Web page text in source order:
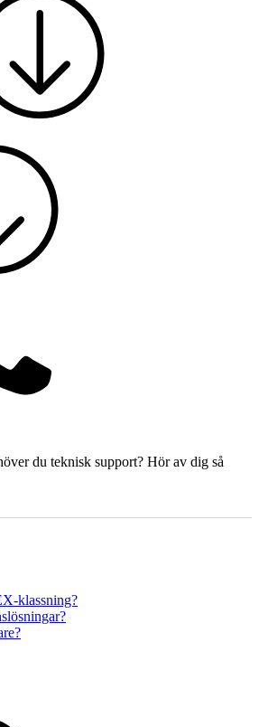
Skenstyrningar
moduler
du teknisk support? Hör av dig så
klassning?